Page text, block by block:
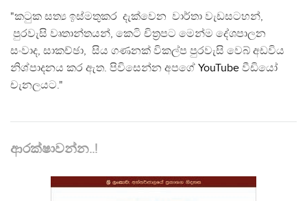
"කටුක සත්‍ය ඉස්මතුකර දැක්වෙන වාර්තා වැඩසටහන්,
පුරවැසි වෘතාන්තයන්, කෙටි චිත්‍රපට මෙන්ම දේශපාලන
සංවාද, සාකච්ඡා, සිය ගණනක් විකල්ප පුරවැසි වෙබ් අඩවිය
නිශ්පාදනය කර ඇත. පිවිසෙන්න අපගේ YouTube වීඩියෝ
චැනලයට."
ආරක්ෂාවන්න..!